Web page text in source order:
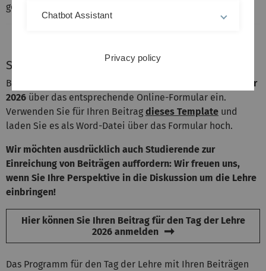
gestalten.
So sind Sie dabei!
Bitte reichen Sie Ihren Beitrag
bis spätestens 26. Oktober
2026 über das entsprechende Online-Formular ein.
Verwenden Sie für Ihren Beitrag dieses Template und
laden Sie es als Word-Datei über das Formular hoch.
Wir möchten ausdrücklich auch Studierende zur
Einreichung von Beiträgen auffordern: Wir freuen uns,
wenn Sie Ihre Perspektive in die Diskussion um die Lehre
einbringen!
Hier können Sie Ihren Beitrag für den Tag der Lehre
2026 anmelden
Das Programm für den Tag der Lehre mit Ihren Beiträgen
Chatbot Assistant
Privacy policy